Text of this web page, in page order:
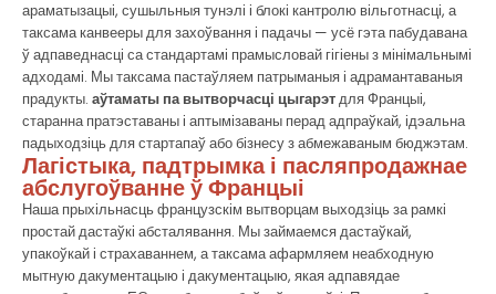
араматызацыі, сушыльныя тунэлі і блокі кантролю вільготнасці, а
таксама канвееры для захоўвання і падачы — усё гэта пабудавана
ў адпаведнасці са стандартамі прамысловай гігіены з мінімальнымі
адходамі. Мы таксама пастаўляем патрыманыя і адрамантаваныя
прадукты. аўтаматы па вытворчасці цыгарэтдля Францыі,
старанна пратэставаны і аптымізаваны перад адпраўкай, ідэальна
падыходзіць для стартапаў або бізнесу з абмежаваным бюджэтам.
Лагістыка, падтрымка і пасляпродажнае
абслугоўванне ў Францыі
Наша прыхільнасць французскім вытворцам выходзіць за рамкі
простай дастаўкі абсталявання. Мы займаемся дастаўкай,
упакоўкай і страхаваннем, а таксама афармляем неабходную
мытную дакументацыю і дакументацыю, якая адпавядае